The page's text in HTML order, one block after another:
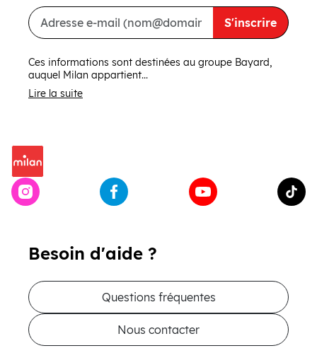
Besoin d'aide ?
Questions fréquentes
Nous contacter
S'inscrire
Ces informations sont destinées au groupe Bayard,
auquel Milan appartient...
Lire la suite